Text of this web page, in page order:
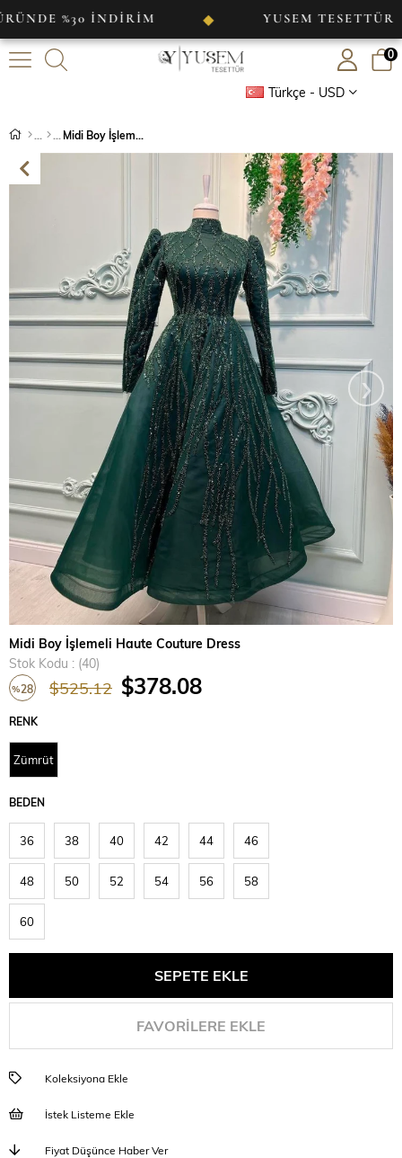
%30 İNDİRİM ◆ YUSEM TESETTÜR ◆
Türkçe - USD
0
Midi Boy İşlemeli Haute Couture Dress
›
Midi Boy İşlemeli Haute Couture Dress
Stok Kodu
(40)
%28
İndirim
$525.12 $378.08
RENK
Zümrüt
BEDEN
36 38 40 42 44 46
48 50 52 54 56 58
60
FAVORILERE EKLE
Koleksiyona Ekle
İstek Listeme Ekle
Fiyat Düşünce Haber Ver